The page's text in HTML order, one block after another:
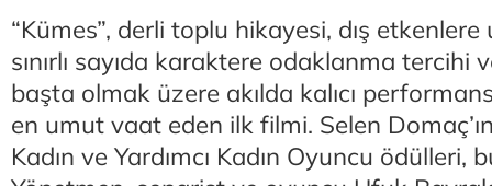
“Kümes”, derli toplu hikayesi, dış
sınırlı sayıda karaktere odaklanma tercihi
başta olmak üzere akılda kalıcı
en umut vaat eden ilk filmi. Selen
Kadın ve Yardımcı Kadın Oyuncu ödülleri,